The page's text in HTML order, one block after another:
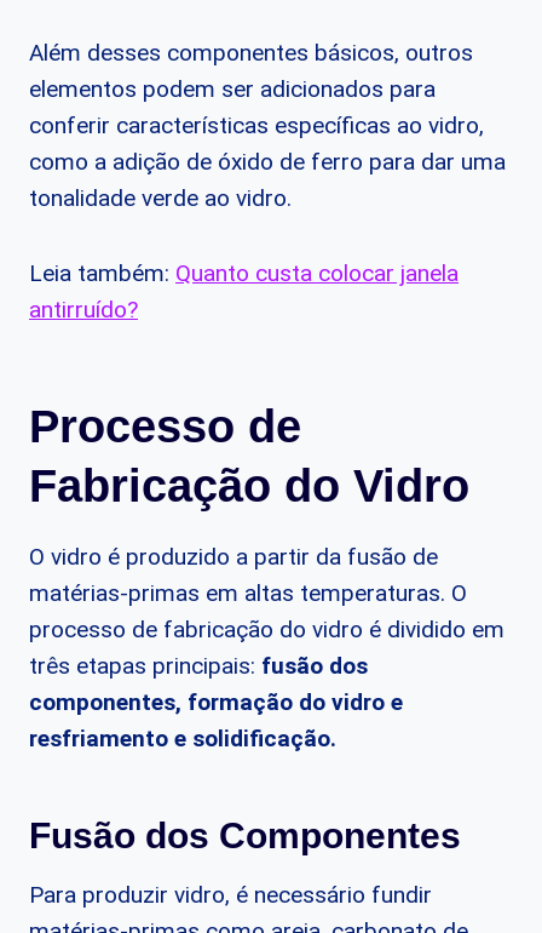
Além desses componentes básicos, outros
elementos podem ser adicionados para
conferir características específicas ao vidro,
como a adição de óxido de ferro para dar uma
tonalidade verde ao vidro.
Leia também: Quanto custa colocar janela
antirruído?
Processo de
Fabricação do Vidro
O vidro é produzido a partir da fusão de
matérias-primas em altas temperaturas. O
processo de fabricação do vidro é dividido em
três etapas principais: fusão dos
componentes, formação do vidro e
resfriamento e solidificação.
Fusão dos Componentes
Para produzir vidro, é necessário fundir